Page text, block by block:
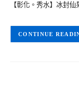
【彰化。秀水】冰封
CONTINUE